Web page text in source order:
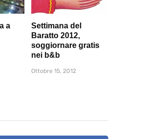
a
Settimana del
Baratto 2012,
soggiornare gratis
nei b&b
Ottobre 15, 2012